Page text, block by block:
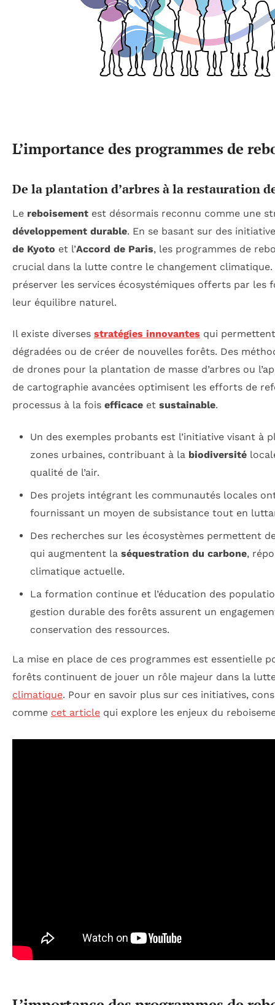
L’importance des programmes de
De la plantation d’arbres à la restauration
Le reboisement est désormais reconnu comme une
développement durable. En se basant sur des
de Kyoto et l’Accord de Paris, les programmes de
crucial dans la lutte contre le changement
préserver les services écosystémiques offerts par
leur équilibre naturel.
Il existe diverses stratégies innovantes qui
dégradées ou de créer de nouvelles forêts. Des
de drones pour la plantation de masse d’arbres ou
de cartographie avancées optimisent les efforts de
processus à la fois efficace et sustainable.
Un des exemples probants est l’initiative visant à
zones urbaines, contribuant à la biodiversité
qualité de l’air.
Des projets intégrant les communautés locales
fournissant un moyen de subsistance tout en
Des recherches sur les écosystèmes permettent
qui augmentent la séquestration du carbone,
climatique actuelle.
La formation continue et l’éducation des
gestion durable des forêts assurent un
conservation des ressources.
La mise en place de ces programmes est essentielle
forêts continuent de jouer un rôle majeur dans la
climatique. Pour en savoir plus sur ces initiatives,
comme cet article qui explore les enjeux du